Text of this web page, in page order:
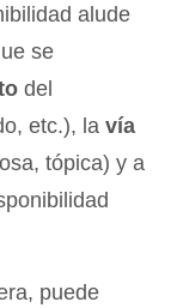
alude
se
del
etc.), la vía
tópica) y a
puede